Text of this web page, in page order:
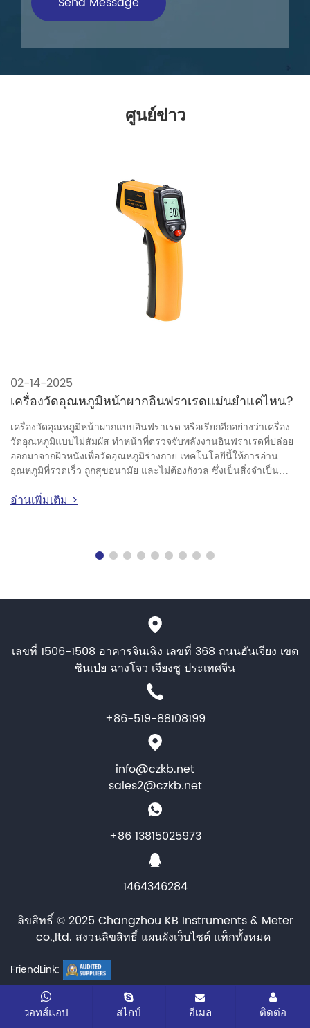
ศูนย์ข่าว
02-14-2025
เครื่องวัดอุณหภูมิหน้าผากอินฟราเรดแม่นยำแค่ไหน?
เครื่องวัดอุณหภูมิหน้าผากแบบอินฟราเรด หรือเรียกอีกอย่างว่าเครื่อง
วัดอุณหภูมิแบบไม่สัมผัส ทำหน้าที่ตรวจจับพลังงานอินฟราเรดที่ปล่อย
ออกมาจากผิวหนังเพื่อวัดอุณหภูมิร่างกาย เทคโนโลยีนี้ให้การอ่าน
อุณหภูมิที่รวดเร็ว ถูกสุขอนามัย และไม่ต้องกังวล ซึ่งเป็นสิ่งจำเป็น
อุณหภูมิหน้าผากแบบอินฟราเรดแม่นยำแค่ไหน มาดูข้อมูลทาง
อ่านเพิ่มเติม >
เลขที่ 1506-1508 อาคารจินเฉิง เลขที่ 368 ถนนฮันเจียง เขต
ซินเป่ย ฉางโจว เจียงซู ประเทศจีน
+86-519-88108199
info@czkb.net
sales2@czkb.net
+86 13815025973
1464346284
ลิขสิทธิ์ © 2025 Changzhou KB Instruments & Meter
co.,ltd. สงวนลิขสิทธิ์ แผนผังเว็บไซต์ แท็กทั้งหมด
FriendLink:
วอทส์แอป สไกป์ อีเมล ติดต่อ